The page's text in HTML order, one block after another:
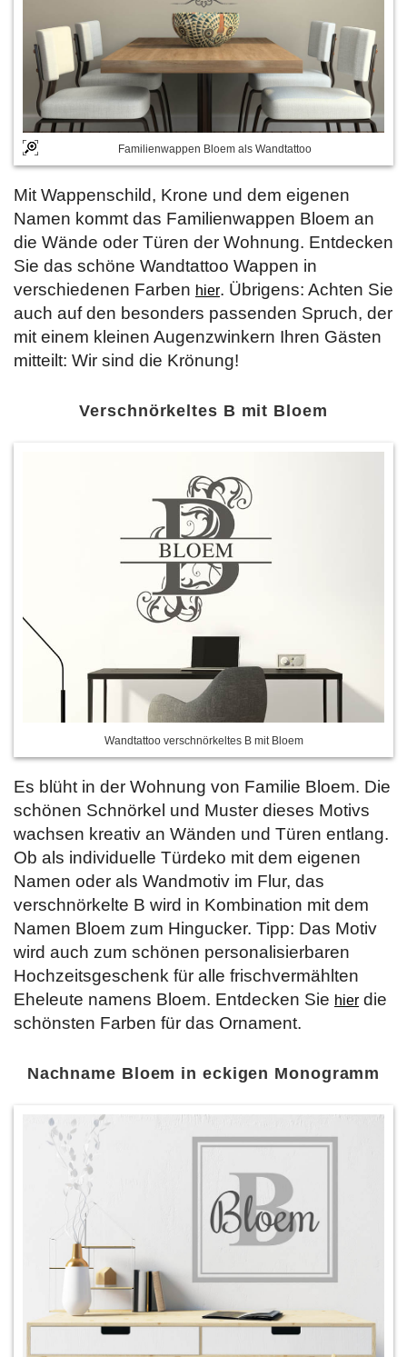
Familienwappen Bloem als Wandtattoo
Mit Wappenschild, Krone und dem eigenen
Namen kommt das Familienwappen Bloem an
die Wände oder Türen der Wohnung. Entdecken
Sie das schöne Wandtattoo Wappen in
verschiedenen Farben hier. Übrigens: Achten Sie
auch auf den besonders passenden Spruch, der
mit einem kleinen Augenzwinkern Ihren Gästen
mitteilt: Wir sind die Krönung!
Verschnörkeltes B mit Bloem
Wandtattoo verschnörkeltes B mit Bloem
Es blüht in der Wohnung von Familie Bloem. Die
schönen Schnörkel und Muster dieses Motivs
wachsen kreativ an Wänden und Türen entlang.
Ob als individuelle Türdeko mit dem eigenen
Namen oder als Wandmotiv im Flur, das
verschnörkelte B wird in Kombination mit dem
Namen Bloem zum Hingucker. Tipp: Das Motiv
wird auch zum schönen personalisierbaren
Hochzeitsgeschenk für alle frischvermählten
Eheleute namens Bloem. Entdecken Sie hier die
schönsten Farben für das Ornament.
Nachname Bloem in eckigen Monogramm